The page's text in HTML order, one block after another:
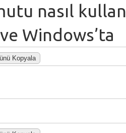
nasıl
Windows’ta
Kopyala